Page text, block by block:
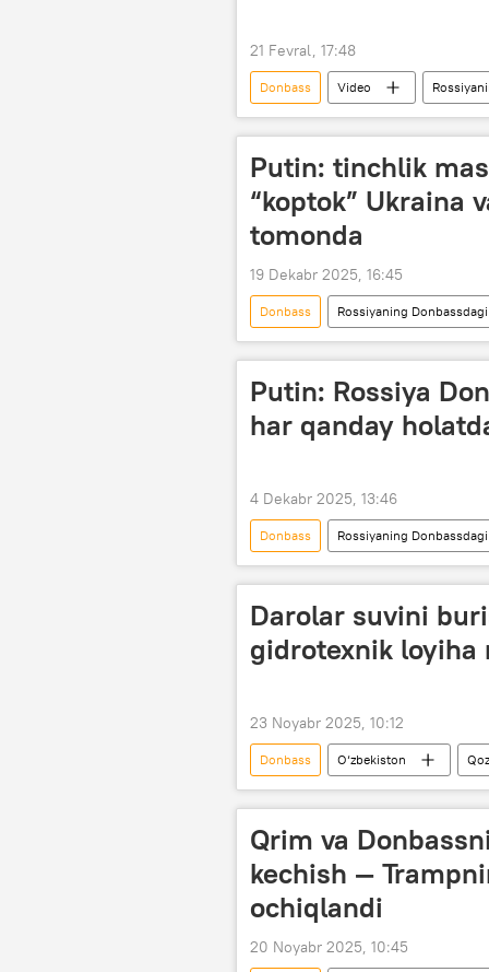
21 Fevral, 17:48
Donbass Video
Kiyev
davlat to‘ntarish
Putin: tinchlik
“koptok” Ukraina
tomonda
19 Dekabr 2025, 16:45
Donbass Rossiyaning
Dunyoda
AQSh
Putin: Rossiya
har qanday
4 Dekabr 2025, 13:46
Donbass Rossiyaning
Dunyo yangiliklari
Rossiya
Darolar suvini
gidrotexnik loyiha
23 Noyabr 2025, 10:12
Donbass O‘zbekiston
olimlar
iqlim o‘zgarishi
Qrim va
kechish —
ochiqlandi
20 Noyabr 2025, 10:45